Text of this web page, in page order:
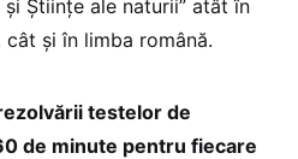
Științe ale naturii” atât în
și în limba română.
testelor de
de minute pentru fiecare